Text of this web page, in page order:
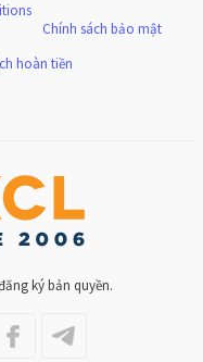
Chính sách bảo mật
hoàn tiền
ký bản quyền.